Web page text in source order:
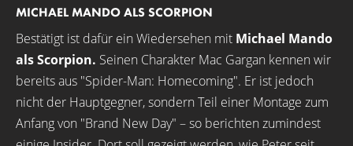
MICHAEL MANDO ALS SCORPION
Bestätigt ist dafür ein Wiedersehen mit Michael Mando
als Scorpion. Seinen Charakter Mac Gargan kennen wir
bereits aus "Spider-Man: Homecoming". Er ist jedoch
nicht der Hauptgegner, sondern Teil einer Montage zum
Anfang von "Brand New Day" – so berichten zumindest